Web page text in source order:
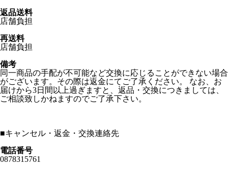
返品送料
店舗負担
再送料
店舗負担
備考
同一商品の手配が不可能など交換に応じることができない場合
がございます。その際は返金にてご了承ください。 なお、お
届けから3日間以上過ぎますと、返品・交換につきましては、
ご相談致しかねますのでご了承下さい。
■キャンセル・返金・交換連絡先
電話番号
0878315761